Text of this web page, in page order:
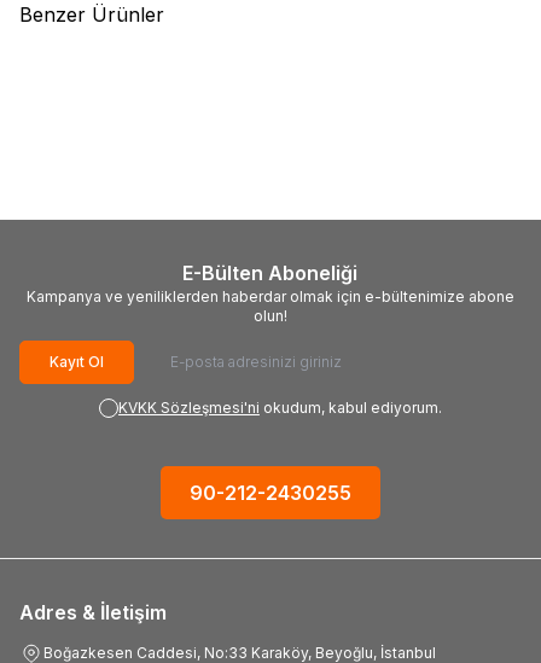
Benzer Ürünler
E-Bülten Aboneliği
Kampanya ve yeniliklerden haberdar olmak için e-bültenimize abone
olun!
Kayıt Ol
KVKK Sözleşmesi'ni okudum, kabul ediyorum.
90-212-2430255
Adres & İletişim
Boğazkesen Caddesi, No:33 Karaköy, Beyoğlu, İstanbul